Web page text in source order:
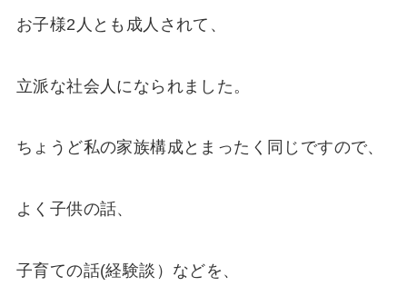
お子様2人とも成人されて、
立派な社会人になられました。
ちょうど私の家族構成とまったく同じですので、
よく子供の話、
子育ての話(経験談）などを、